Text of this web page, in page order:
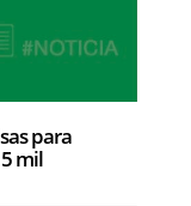
para
mil